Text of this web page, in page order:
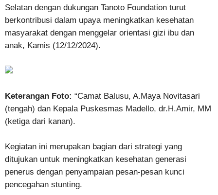
Selatan dengan dukungan Tanoto Foundation turut
berkontribusi dalam upaya meningkatkan kesehatan
masyarakat dengan menggelar orientasi gizi ibu dan
anak, Kamis (12/12/2024).
Keterangan Foto: “Camat Balusu, A.Maya Novitasari
(tengah) dan Kepala Puskesmas Madello, dr.H.Amir, MM
(ketiga dari kanan).
Kegiatan ini merupakan bagian dari strategi yang
ditujukan untuk meningkatkan kesehatan generasi
penerus dengan penyampaian pesan-pesan kunci
pencegahan stunting.